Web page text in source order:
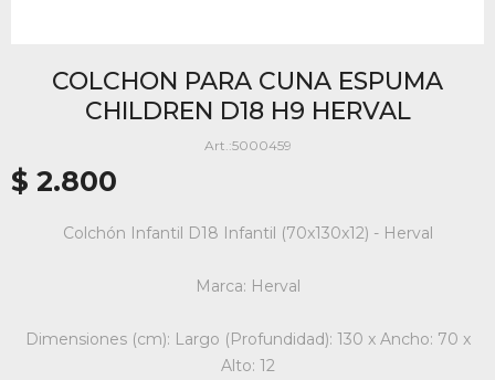
COLCHON PARA CUNA ESPUMA
CHILDREN D18 H9 HERVAL
5000459
$ 2.800
Colchón Infantil D18 Infantil (70x130x12) - Herval
Marca: Herval
Dimensiones (cm): Largo (Profundidad): 130 x Ancho: 70 x
Alto: 12